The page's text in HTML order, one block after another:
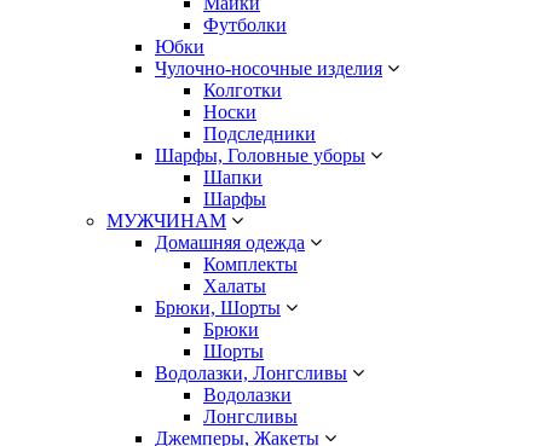
Футболки
Юбки
Чулочно-носочные изделия
Колготки
Носки
Подследники
Шарфы, Головные уборы
Шапки
Шарфы
МУЖЧИНАМ
Домашняя одежда
Комплекты
Халаты
Брюки, Шорты
Брюки
Шорты
Водолазки, Лонгсливы
Водолазки
Лонгсливы
Джемперы, Жакеты